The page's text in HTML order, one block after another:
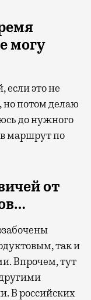
могу
если это не
но потом делаю
до нужного
маршрут по
от
так и
Впрочем, тут
В российских